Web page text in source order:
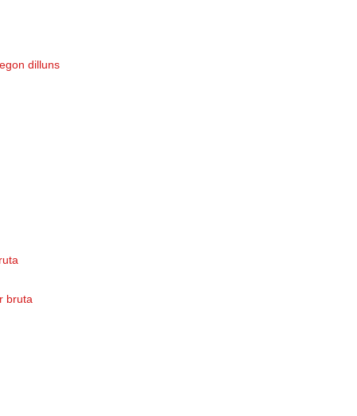
dilluns
bruta